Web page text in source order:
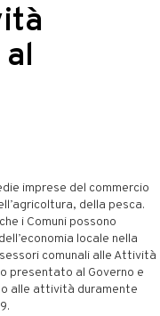
imprese del commercio
della pesca.
i Comuni possono
locale nella
comunali alle Attività
presentato al Governo e
alle attività duramente